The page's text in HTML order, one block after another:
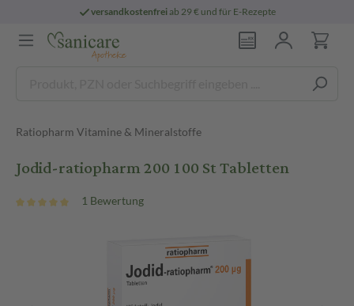
versandkostenfreiab 29 € und für E-Rezepte
Ratiopharm Vitamine & Mineralstoffe
Jodid-ratiopharm 200 100 St Tabletten
1 Bewertung